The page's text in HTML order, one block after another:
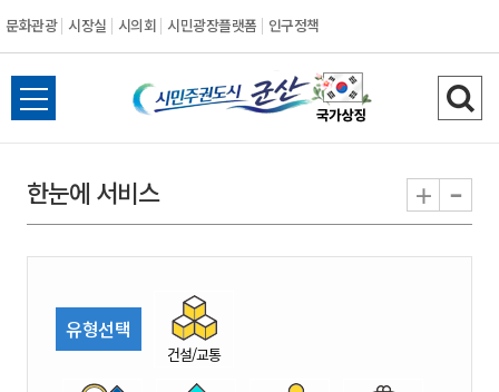
문화관광 시장실 시의회 시민광장플랫폼 인구정책
시
민
권
시
전
체
뉴
열
검
색
기
한눈에 서비스 + -
유형선택
건설/교통